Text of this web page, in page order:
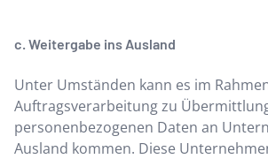
c. Weitergabe ins Ausland
Unter Umständen kann es im
Auftragsverarbeitung zu
personenbezogenen Daten an
Ausland kommen. Diese